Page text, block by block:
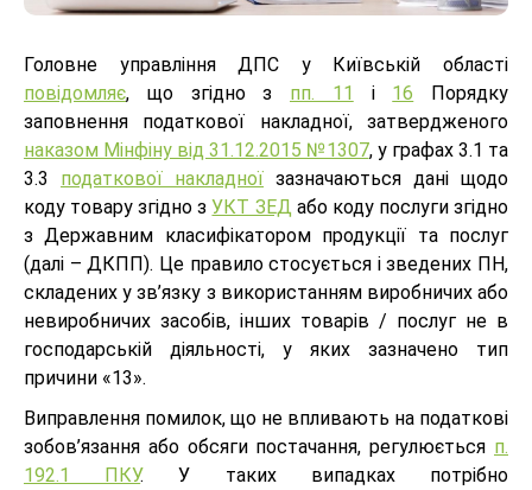
Головне управління ДПС у Київській області
повідомляє, що згідно з пп. 11 і 16 Порядку
заповнення податкової накладної, затвердженого
наказом Мінфіну від 31.12.2015 №1307, у графах 3.1 та
3.3 податкової накладної зазначаються дані щодо
коду товару згідно зУКТ ЗЕД або коду послуги згідно
з Державним класифікатором продукції та послуг
(далі – ДКПП). Це правило стосується і зведених ПН,
складених у зв’язку з використанням виробничих або
невиробничих засобів, інших товарів / послуг не в
господарській діяльності, у яких зазначено тип
причини «13».
Виправлення помилок, що не впливають на податкові
зобов’язання або обсяги постачання, регулюється п.
192.1 ПКУ. У таких випадках потрібно